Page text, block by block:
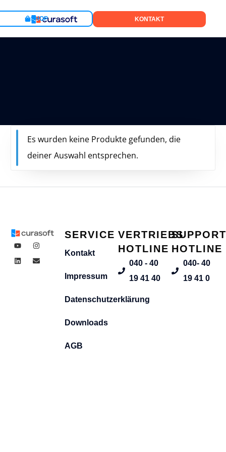
SHOP KONTAKT
Es wurden keine Produkte gefunden, die
deiner Auswahl entsprechen.
SERVICE
Kontakt
Impressum
Datenschutzerklärung
Downloads
AGB
VERTRIEBS
HOTLINE
040 - 40
19 41 40
HOTLINE
040- 40
19 41 0